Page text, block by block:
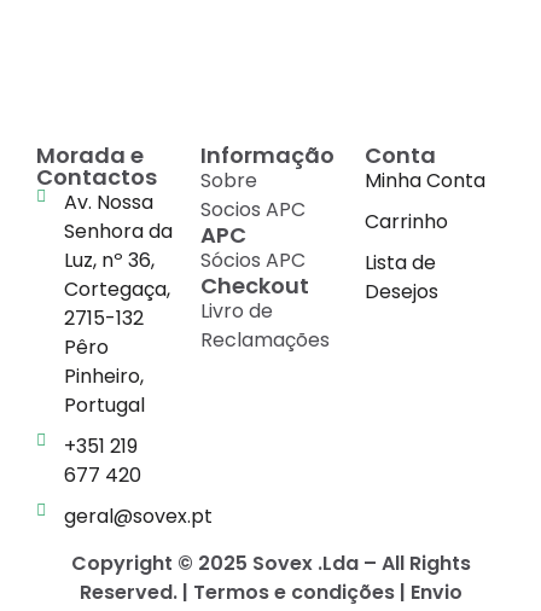
Morada e
Contactos
Av. Nossa
Senhora da
Luz, nº 36,
Cortegaça,
2715-132
Pêro
Pinheiro,
Portugal
+351 219
677 420
geral@sovex.pt
Informação
Sobre
Socios APC
APC
Sócios APC
Checkout
Livro de
Reclamações
Conta
Minha Conta
Carrinho
Lista de
Desejos
Copyright © 2025 Sovex .Lda – All Rights
Reserved. | Termos e condições | Envio